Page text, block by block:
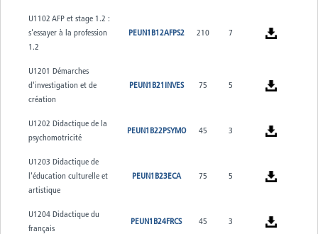
U1102 AFP et stage 1.2 :
s'essayer à la profession
1.2
PEUN1B12AFPS2 210 7
U1201 Démarches
d'investigation et de
création
PEUN1B21INVES 75 5
U1202 Didactique de la
psychomotricité
PEUN1B22PSYMO 45 3
U1203 Didactique de
l'éducation culturelle et
artistique
PEUN1B23ECA 75 5
U1204 Didactique du
français
PEUN1B24FRCS 45 3